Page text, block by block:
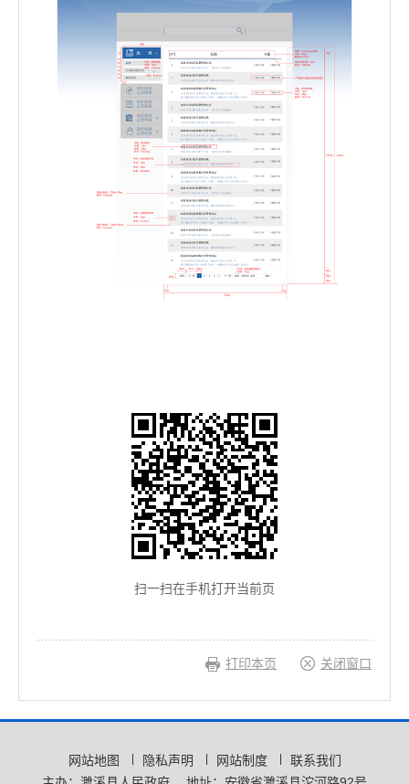
扫一扫在手机打开当前页
打印本页 关闭窗口
网站地图 隐私声明 网站制度
联系我们